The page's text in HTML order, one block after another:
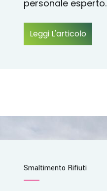
personale esperto.
Leggi L'articolo
Smaltimento Rifiuti